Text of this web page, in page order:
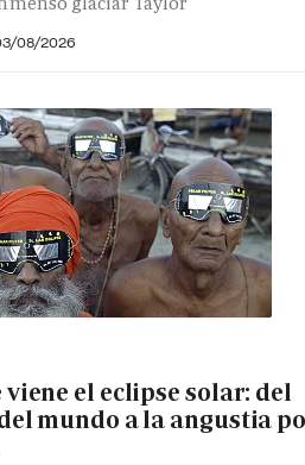
08/2026
el eclipse solar: del
mundo a la angustia